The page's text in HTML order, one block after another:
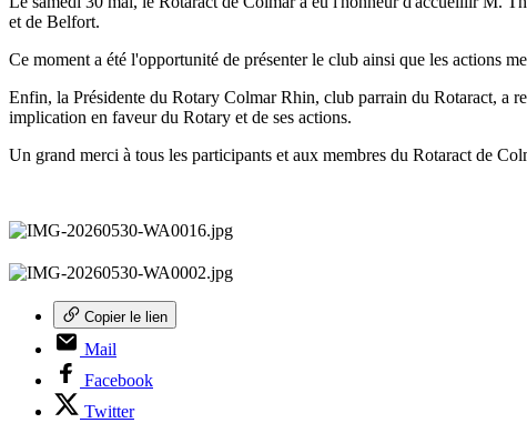
et de Belfort.
Ce moment a été l'opportunité de présenter le club ainsi que les actions
Enfin, la Présidente du Rotary Colmar Rhin, club parrain du Rotaract, a
implication en faveur du Rotary et de ses actions.
Un grand merci à tous les participants et aux membres du Rotaract de
Copier le lien
Mail
Facebook
Twitter